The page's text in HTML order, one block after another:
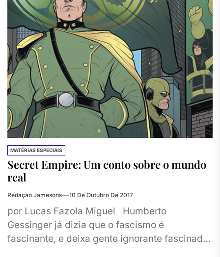
MATÉRIAS ESPECIAIS
Secret Empire: Um conto sobre o mundo
real
Redação Jamesons 10 De Outubro De 2017
por Lucas Fazola Miguel Humberto
Gessinger já dizia que o fascismo é
fascinante, e deixa gente ignorante fascinada.